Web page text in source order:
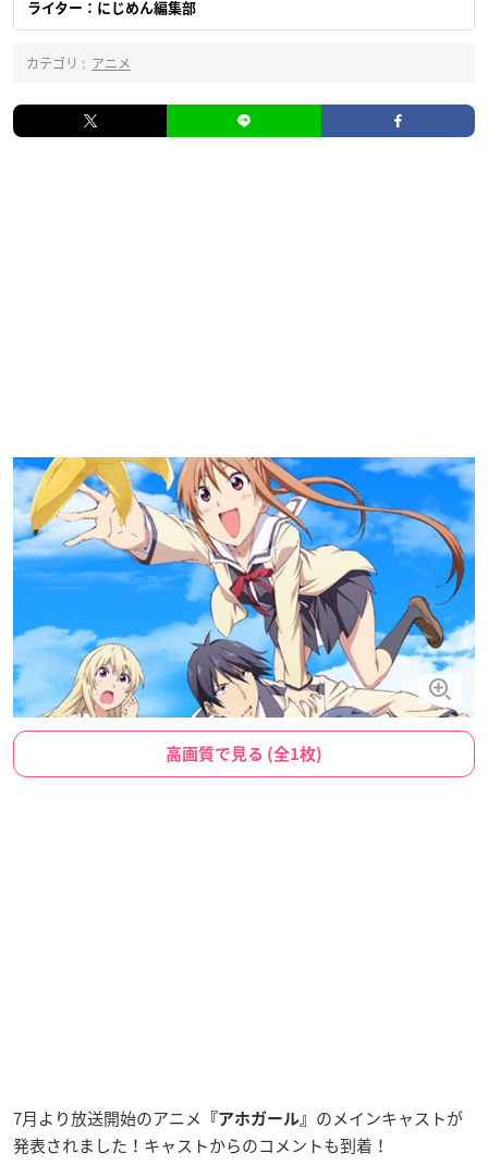
ライター：にじめん編集部
カテゴリ : アニメ
高画質で見る (全1枚)
7月より放送開始のアニメ 『アホガール』 のメインキャストが
発表されました！キャストからのコメントも到着！